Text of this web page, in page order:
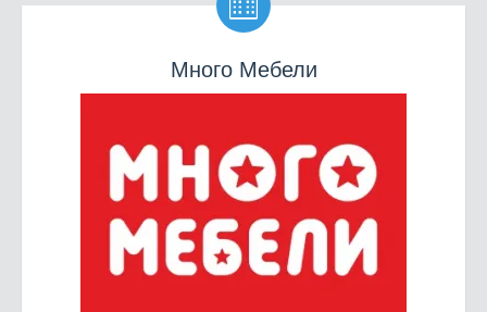

Много Мебели